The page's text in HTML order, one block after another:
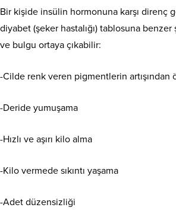
Bir kişide insülin hormonuna karşı direnç
diyabet (şeker hastalığı) tablosuna
ve bulgu ortaya çıkabilir:
-Cilde renk veren pigmentlerin artışından
-Deride yumuşama
-Hızlı ve aşırı kilo alma
-Kilo vermede sıkıntı yaşama
-Adet düzensizliği